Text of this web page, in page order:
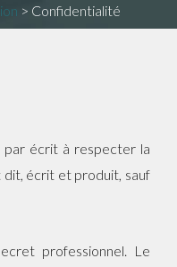
> Confidentialité
par écrit à respecter la
écrit et produit, sauf
professionnel. Le